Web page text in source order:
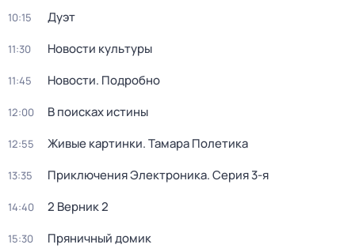
10:15 Дуэт
11:30 Новости культуры
11:45 Новости. Подробно
12:00 В поисках истины
12:55 Живые картинки. Тамара Полетика
13:35 Приключения Электроника. Серия 3-я
14:40 2 Верник 2
15:30 Пряничный домик